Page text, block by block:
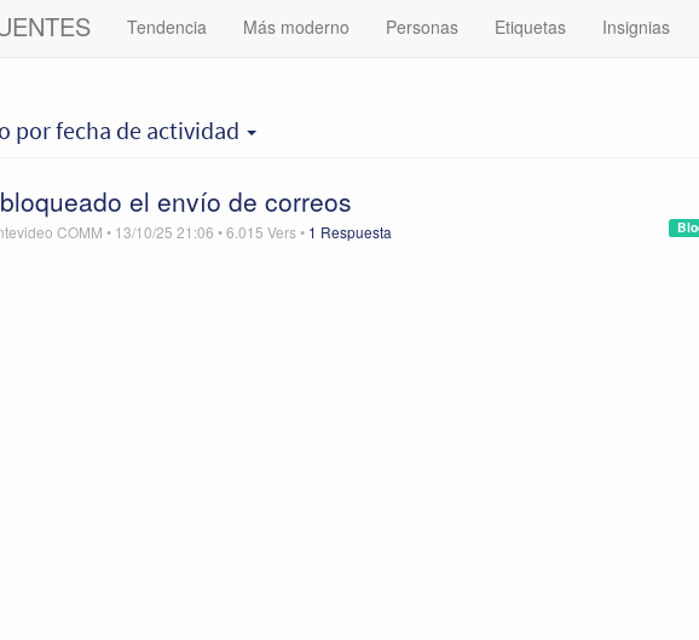
Tendencia Más moderno Personas Etiquetas Insignias
por fecha de actividad
el envío de correos
COMM • 13/10/25 21:06 •6.015 Vers• 1 Respuesta